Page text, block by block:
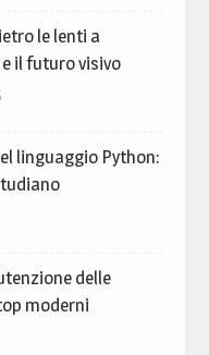
le lenti a
il futuro visivo
linguaggio Python:
delle
moderni